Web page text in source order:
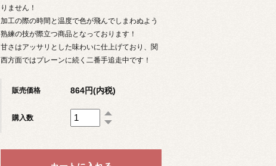
りません！
加工の際の時間と温度で色が飛んでしまわぬよう
熟練の技が際立つ商品となっております！
甘さはアッサリとした味わいに仕上げており、関
西方面ではプレーンに続く二番手追走中です！
販売価格 864円(内税)
購入数